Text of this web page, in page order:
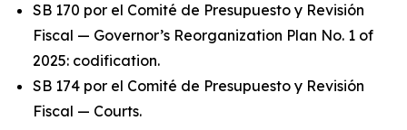
SB 170 por el Comité de Presupuesto y Revisión
Fiscal — Governor’s Reorganization Plan No. 1 of
2025: codification.
SB 174 por el Comité de Presupuesto y Revisión
Fiscal — Courts.